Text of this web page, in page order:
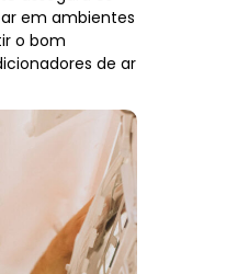
em ambientes
o bom
de ar